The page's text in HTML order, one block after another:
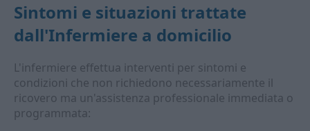
Sintomi e situazioni trattate
dall'Infermiere a domicilio
L'infermiere effettua interventi per sintomi e
condizioni che non richiedono necessariamente il
ricovero ma un'assistenza professionale immediata o
programmata: